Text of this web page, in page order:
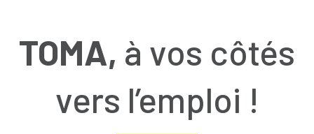
TOMA, à vos côtés
vers l’emploi !